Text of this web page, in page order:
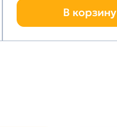
В корзину